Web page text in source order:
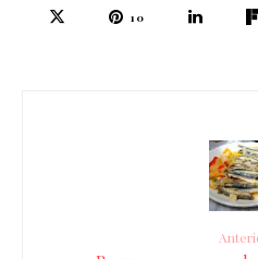
10